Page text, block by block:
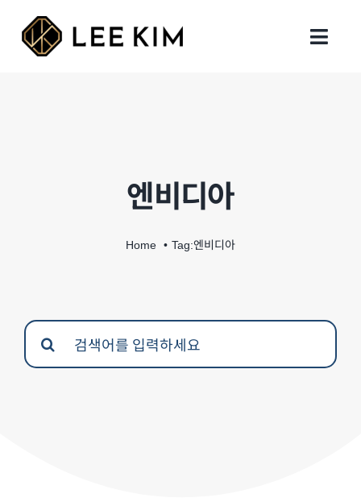
content
지원 업무
세무회계
지사 및 연락처
엔비디아
Home Tag:엔비디아
Search
for: